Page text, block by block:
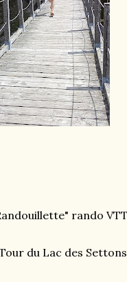
rando
du Lac des Settons